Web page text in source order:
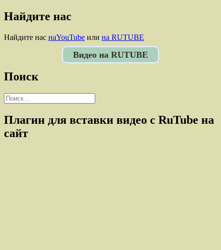
Найдите нас
Найдите нас наYouTube или на RUTUBE
Видео на RUTUBE
Поиск
Найти:
Плагин для вставки видео с RuTube на
сайт